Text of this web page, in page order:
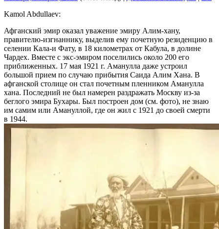
Kamol Abdullaev:
Афганский эмир оказал уважение эмиру Алим-хану,
правителю-изгнаннику, выделив ему почетную резиденцию в
селении Кала-и Фату, в 18 километрах от Кабула, в долине
Чардех. Вместе с экс-эмиром поселились около 200 его
приближенных. 17 мая 1921 г. Аманулла даже устроил
большой прием по случаю прибытия Саида Алим Хана. В
афганской столице он стал почетным пленником Аманулла
хана. Последний не был намерен раздражать Москву из-за
беглого эмира Бухары. Был построен дом (см. фото), не знаю
им самим или Амануллой, где он жил с 1921 до своей смерти
в 1944.